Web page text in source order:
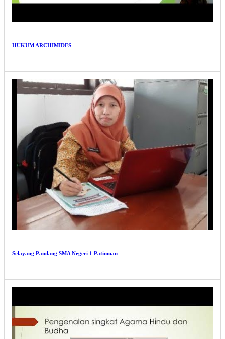
HUKUM ARCHIMIDES
Selayang Pandang SMA Negeri 1 Patimuan